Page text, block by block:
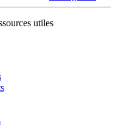
utiles